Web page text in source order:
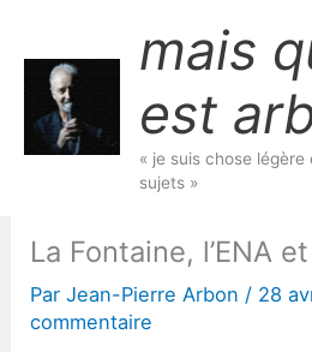
contenu
mais
est
« je suis chose
sujets »
La Fontaine, l’ENA
ParJean-Pierre Arbon / 28
commentaire